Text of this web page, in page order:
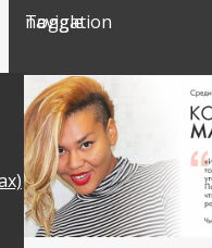
Toggle navigation